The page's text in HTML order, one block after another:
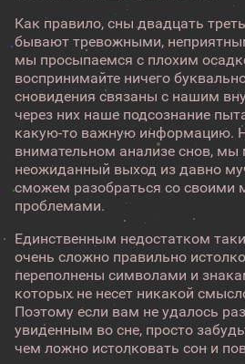
Как правило, сны двадцать
бывают тревожными,
мы просыпаемся с плохим
воспринимайте ничего
сновидения связаны с нашим
через них наше подсознание
какую-то важную информацию.
внимательном анализе снов,
неожиданный выход из давно
сможем разобраться со своими
проблемами.
Единственным недостатком
очень сложно правильно
переполнены символами и
которых не несет никакой
Поэтому если вам не удалось
увиденным во сне, просто
чем ложно истолковать сон и